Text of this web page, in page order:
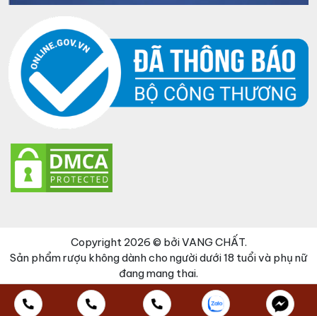
Copyright 2026 © bởi VANG CHẤT.
Sản phẩm rượu không dành cho người dưới 18 tuổi và phụ nữ
đang mang thai.
Đã thêm sản phẩm vào giỏ hàng Thanh toán